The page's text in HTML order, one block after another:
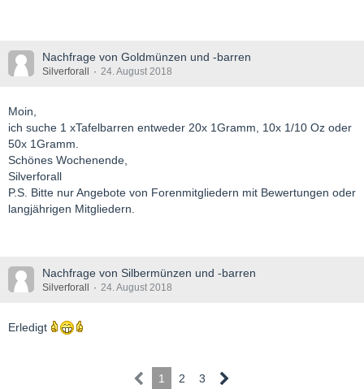
Nachfrage von Goldmünzen und -barren
Silverforall 24. August 2018
Moin,
ich suche 1 xTafelbarren entweder 20x 1Gramm, 10x 1/10 Oz oder
50x 1Gramm.
Schönes Wochenende,
Silverforall
P.S. Bitte nur Angebote von Forenmitgliedern mit Bewertungen oder
langjährigen Mitgliedern.
Nachfrage von Silbermünzen und -barren
Silverforall 24. August 2018
Erledigt
1 2 3